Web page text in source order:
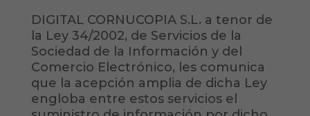
DIGITAL CORNUCOPIA S.L. a tenor de
la Ley 34/2002, de Servicios de la
Sociedad de la Información y del
Comercio Electrónico, les comunica
que la acepción amplia de dicha Ley
engloba entre estos servicios el